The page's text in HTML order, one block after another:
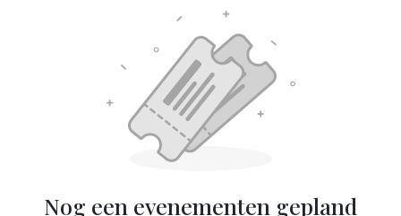
Nog een evenementen gepland